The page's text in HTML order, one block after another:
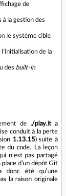
de
à la gestion des
le système cible
lʼinitialisation de la
des built‑in
de ./play.ita
conduit à la perte
1.13.15) suite à
du code. La leçon
nʼest pas partagé
place dʼun dépôt Git
donc été quʼune
la raison originale